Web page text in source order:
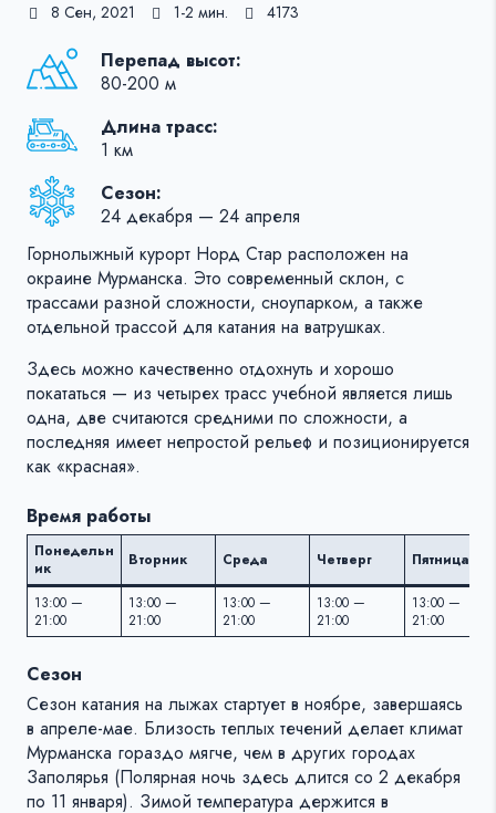
8 Сен, 2021 1-2 мин. 4173
Перепад высот:
80-200 м
Длина трасс:
1 км
Сезон:
24 декабря — 24 апреля
Горнолыжный курорт Норд Стар расположен на
окраине Мурманска. Это современный склон, с
трассами разной сложности, сноупарком, а также
отдельной трассой для катания на ватрушках.
Здесь можно качественно отдохнуть и хорошо
покататься — из четырех трасс учебной является лишь
одна, две считаются средними по сложности, а
последняя имеет непростой рельеф и позиционируется
как «красная».
Время работы
Понедельн
ик
Вторник Среда Четверг Пятница
13:00 —
21:00
13:00 —
21:00
13:00 —
21:00
13:00 —
21:00
13:00 —
21:00
Сезон
Сезон катания на лыжах стартует в ноябре, завершаясь
в апреле-мае. Близость теплых течений делает климат
Мурманска гораздо мягче, чем в других городах
Заполярья (Полярная ночь здесь длится со 2 декабря
по 11 января). Зимой температура держится в